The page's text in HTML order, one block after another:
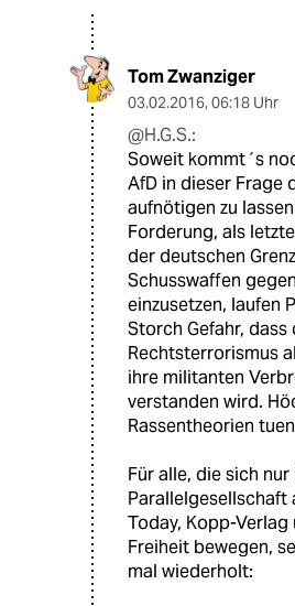
Tom Zwanziger
03.02.2016, 06:18 Uhr
@H.G.S.:
Soweit kommt´s
AfD in dieser Frage
aufnötigen zu
Forderung, als
der deutschen
Schusswaffen
einzusetzen, laufen
Storch Gefahr, dass
Rechtsterrorismus
ihre militanten
verstanden wird.
Rassentheorien
Für alle, die sich
Parallelgesellschaft
Today, Kopp-
Freiheit bewegen,
mal wiederholt: